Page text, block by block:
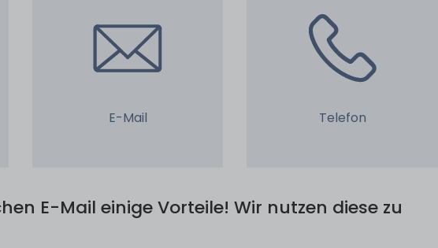
E-Mail Telefon
E-Mail einige Vorteile! Wir nutzen diese zu